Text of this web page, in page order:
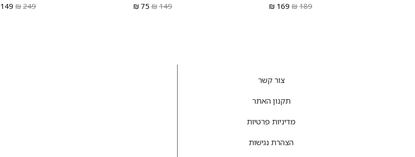
₪189
₪ 169
₪149
₪ 75
₪249
149
צור קשר
תקנון האתר
מדיניות פרטיות
הצהרת נגישות